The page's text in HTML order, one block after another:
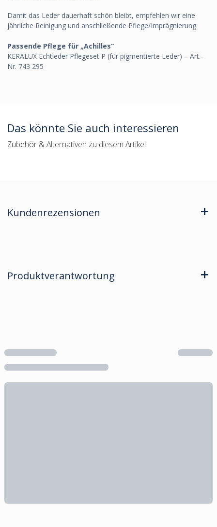
Damit das Leder dauerhaft schön bleibt, empfehlen wir eine
jährliche Reinigung und anschließende Pflege/Imprägnierung.
Passende Pflege für „Achilles“
KERALUX Echtleder Pflegeset P (für pigmentierte Leder) – Art.-
Nr. 743 295
Das könnte Sie auch interessieren
Zubehör & Alternativen zu diesem Artikel
Kundenrezensionen
Produktverantwortung